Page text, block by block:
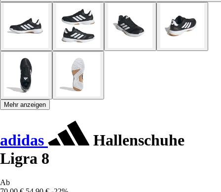
Mehr anzeigen
adidas
Hallenschuhe
Ligra 8
Ab